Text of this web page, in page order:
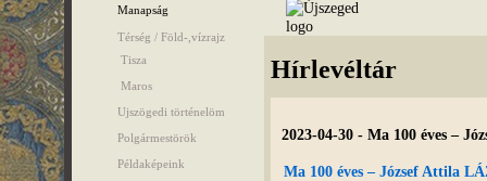
Manapság
Térség / Föld-,vízrajz
Tisza
Maros
Ujszögedi történelöm
Polgármestörök
Példaképeink
Hírlevéltár
2023-04-30 - Ma 100 éves –
Ma 100 éves – József Attila